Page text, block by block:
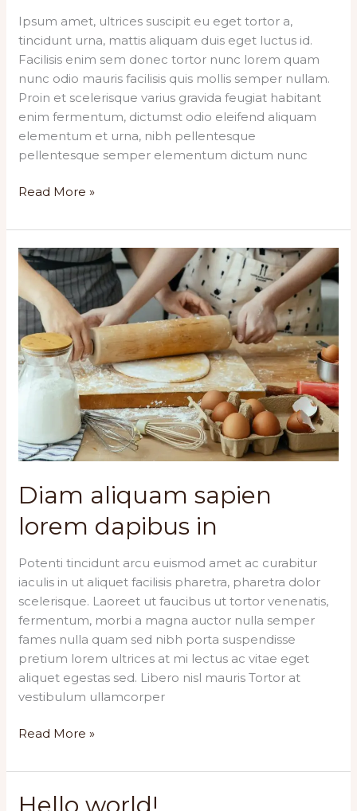
Ipsum amet, ultrices suscipit eu eget tortor a,
tincidunt urna, mattis aliquam duis eget luctus id.
Facilisis enim sem donec tortor nunc lorem quam
nunc odio mauris facilisis quis mollis semper nullam.
Proin et scelerisque varius gravida feugiat habitant
enim fermentum, dictumst odio eleifend aliquam
elementum et urna, nibh pellentesque
pellentesque semper elementum dictum nunc
Sem
nec
bibendum
nec
viverra
rutrum
Read More »
Diam aliquam sapien
lorem dapibus in
Potenti tincidunt arcu euismod amet ac curabitur
iaculis in ut aliquet facilisis pharetra, pharetra dolor
scelerisque. Laoreet ut faucibus ut tortor venenatis,
fermentum, morbi a magna auctor nulla semper
fames nulla quam sed nibh porta suspendisse
pretium lorem ultrices at mi lectus ac vitae eget
aliquet egestas sed. Libero nisl mauris Tortor at
vestibulum ullamcorper
Diam
sapien
Read More »
Hello world!